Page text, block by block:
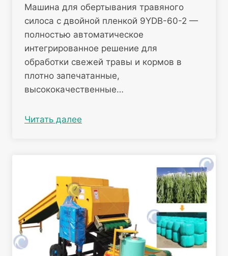
Машина для обертывания травяного
силоса с двойной пленкой 9YDB-60-2 —
полностью автоматическое
интегрированное решение для
обработки свежей травы и кормов в
плотно запечатанные,
высококачественные…
Читать далее